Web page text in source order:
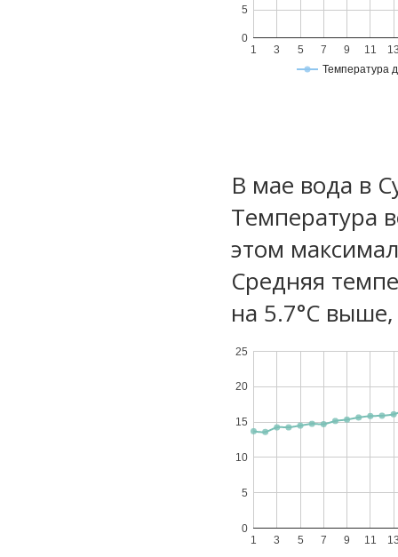
Температура
1 3 5 7 9 11
0
5
В мае вода в
Температура
этом
Средняя
на 5.7°C
1 3 5 7 9 11
0
5
10
15
20
25